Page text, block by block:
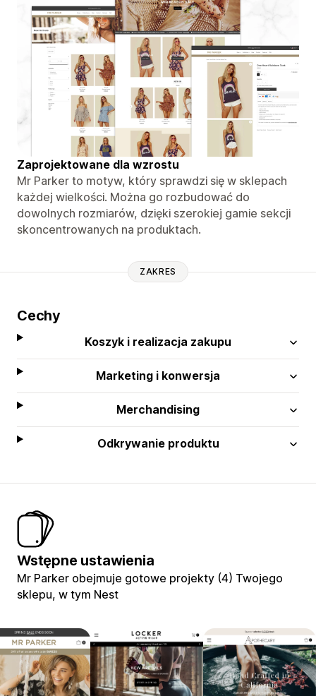
Zaprojektowane dla wzrostu
Mr Parker to motyw, który sprawdzi się w sklepach
każdej wielkości. Można go rozbudować do
dowolnych rozmiarów, dzięki szerokiej gamie sekcji
skoncentrowanych na produktach.
ZAKRES
Cechy
Koszyk i realizacja zakupu
Marketing i konwersja
Merchandising
Odkrywanie produktu
Wstępne ustawienia
Mr Parker obejmuje gotowe projekty (4) Twojego
sklepu, w tym Nest